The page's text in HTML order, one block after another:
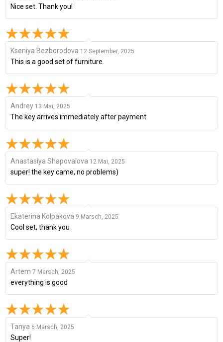
Nice set. Thank you!
Kseniya Bezborodova 12 September, 2025
This is a good set of furniture.
Andrey 13 Mai, 2025
The key arrives immediately after payment.
Anastasiya Shapovalova 12 Mai, 2025
super! the key came, no problems)
Ekaterina Kolpakova 9 Marsch, 2025
Cool set, thank you
Artem 7 Marsch, 2025
everything is good
Tanya 6 Marsch, 2025
Super!